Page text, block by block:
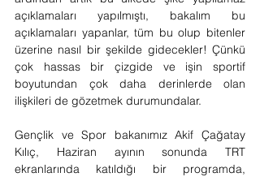
açıklamaları yapılmıştı, bakalım bu
açıklamaları yapanlar, tüm bu olup bitenler
üzerine nasıl bir şekilde gidecekler! Çünkü
çok hassas bir çizgide ve işin sportif
boyutundan çok daha derinlerde olan
ilişkileri de gözetmek durumundalar.
Gençlik ve Spor bakanımız Akif Çağatay
Kılıç, Haziran ayının sonunda TRT
ekranlarında katıldığı bir programda,